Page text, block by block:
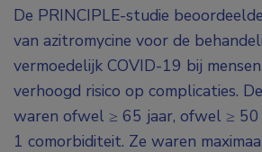
De PRINCIPLE-studie
van azitromycine voor de
vermoedelijk COVID-19 bij
verhoogd risico op complicaties.
waren ofwel ≥ 65 jaar, ofwel ≥ 50
1 comorbiditeit. Ze waren